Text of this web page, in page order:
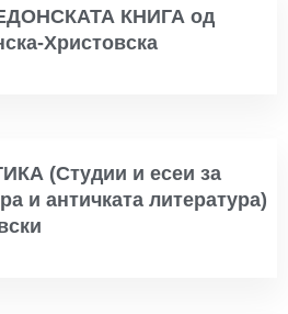
КНИГА од
Христовска
(Студии и есеи за
и античката литература)